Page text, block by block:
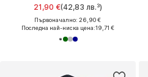
21,90 €(42,83 лв.³)
Първоначално: 26,90 €
Последна най-ниска цена:19,71 €